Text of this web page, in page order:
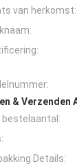
van herkomst:
& Verzenden
bestelaantal:
Details: